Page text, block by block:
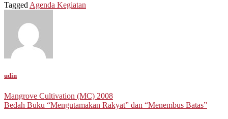
Tagged Agenda Kegiatan
udin
Post
navigation
Mangrove Cultivation (MC) 2008
Bedah Buku “Mengutamakan Rakyat” dan “Menembus Batas”